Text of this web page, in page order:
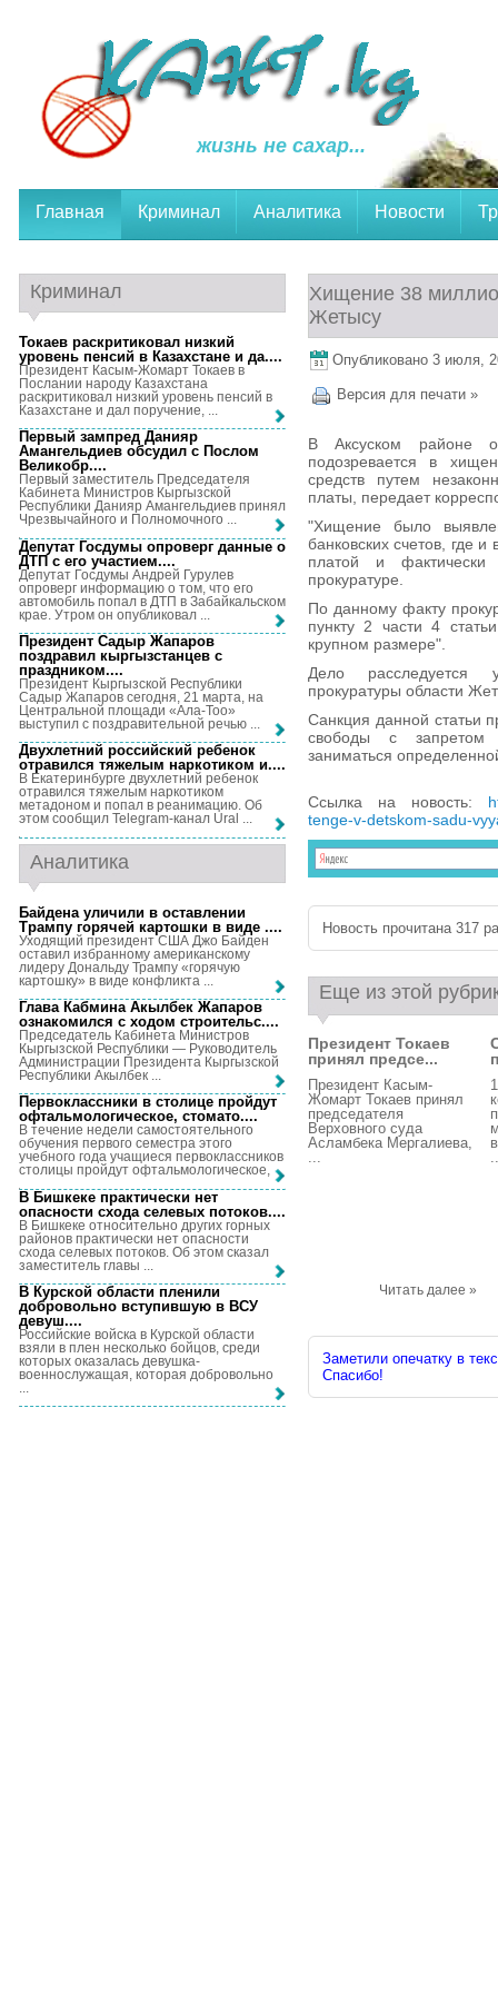
жизнь не сахар...
Главная Криминал Аналитика Новости
Хищение 38
Жетысу
Опубликовано 3 июля,
Версия для печати »
В Аксуском районе
подозревается в
средств путем
платы, передает
"Хищение было
банковских счетов, где
платой и
прокуратуре.
По данному факту
пункту 2 части 4
крупном размере".
Дело расследуется
прокуратуры области
Санкция данной статьи
свободы с запретом
заниматься
Ссылка на новость:
tenge-v-detskom-sadu-
Новость прочитана 317
Еще из этой
Президент Токаев
принял предсе...
Президент Касым-
Жомарт Токаев принял
председателя
Верховного суда
Асламбека Мергалиева,
...
Читать далее »
Заметили опечатку в
Спасибо!
Криминал
Токаев раскритиковал низкий
уровень пенсий в Казахстане и да....
Президент Касым-Жомарт Токаев в
Послании народу Казахстана
раскритиковал низкий уровень пенсий в
Казахстане и дал поручение, ...
Первый зампред Данияр
Амангельдиев обсудил с Послом
Великобр....
Первый заместитель Председателя
Кабинета Министров Кыргызской
Республики Данияр Амангельдиев принял
Чрезвычайного и Полномочного ...
Депутат Госдумы опроверг данные о
ДТП с его участием....
Депутат Госдумы Андрей Гурулев
опроверг информацию о том, что его
автомобиль попал в ДТП в Забайкальском
крае. Утром он опубликовал ...
Президент Садыр Жапаров
поздравил кыргызстанцев с
праздником....
Президент Кыргызской Республики
Садыр Жапаров сегодня, 21 марта, на
Центральной площади «Ала-Тоо»
выступил с поздравительной речью ...
Двухлетний российский ребенок
отравился тяжелым наркотиком и....
В Екатеринбурге двухлетний ребенок
отравился тяжелым наркотиком
метадоном и попал в реанимацию. Об
этом сообщил Telegram-канал Ural ...
Аналитика
Байдена уличили в оставлении
Трампу горячей картошки в виде ....
Уходящий президент США Джо Байден
оставил избранному американскому
лидеру Дональду Трампу «горячую
картошку» в виде конфликта ...
Глава Кабмина Акылбек Жапаров
ознакомился с ходом строительс....
Председатель Кабинета Министров
Кыргызской Республики — Руководитель
Администрации Президента Кыргызской
Республики Акылбек ...
Первоклассники в столице пройдут
офтальмологическое, стомато....
В течение недели самостоятельного
обучения первого семестра этого
учебного года учащиеся первоклассников
столицы пройдут офтальмологическое, ...
В Бишкеке практически нет
опасности схода селевых потоков....
В Бишкеке относительно других горных
районов практически нет опасности
схода селевых потоков. Об этом сказал
заместитель главы ...
В Курской области пленили
добровольно вступившую в ВСУ
девуш....
Российские войска в Курской области
взяли в плен несколько бойцов, среди
которых оказалась девушка-
военнослужащая, которая добровольно
...